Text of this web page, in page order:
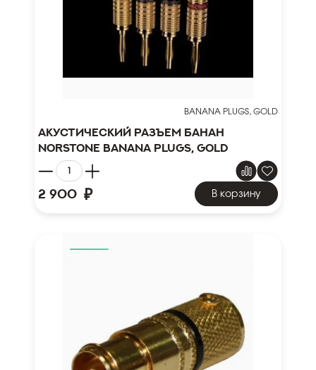
BANANA PLUGS, GOLD
Акустический разъем банан
Norstone Banana Plugs, gold
2 900 ₽ В корзину